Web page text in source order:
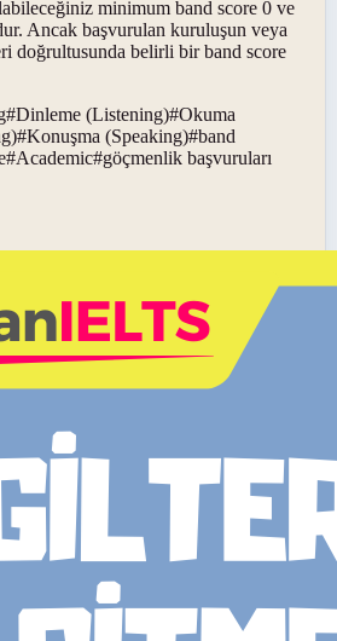
minimum band score 0 ve
Ancak başvurulan kuruluşun veya
doğrultusunda belirli bir band score
#Dinleme (Listening)#Okuma
#Konuşma (Speaking)#band
#Academic#göçmenlik başvuruları